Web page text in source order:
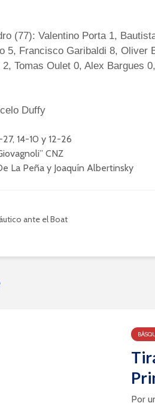
(77): Valentino Porta 1,
5, Francisco Garibaldi 8, Oliver
Tomas Oulet 0, Alex Bargues
Duffy
14-10 y 12-26
CNZ
La Peña y Joaquín Albertinsky
ante el Boat
Por